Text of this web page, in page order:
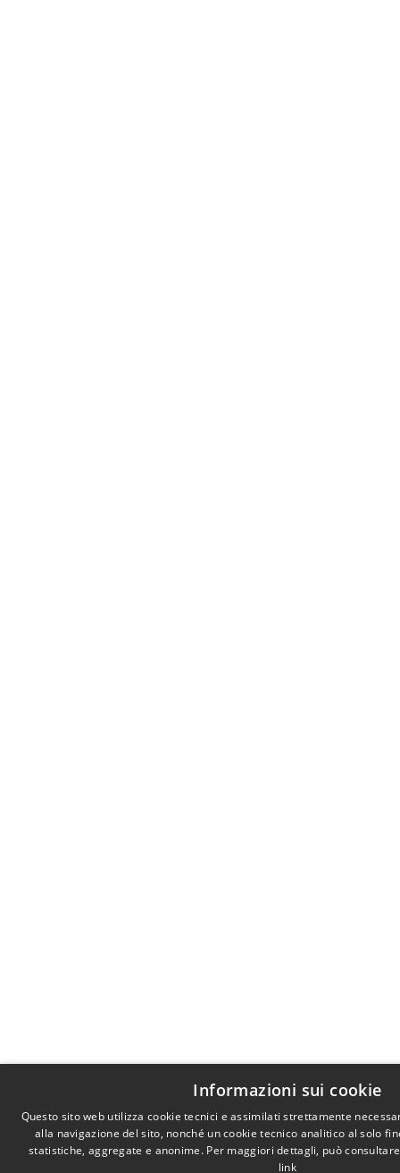
Informazioni sui cookie
Questo sito web utilizza cookie tecnici e assimilati strettamente
alla navigazione del sito, nonché un cookie tecnico analitico al solo
statistiche, aggregate e anonime. Per maggiori dettagli, può
link